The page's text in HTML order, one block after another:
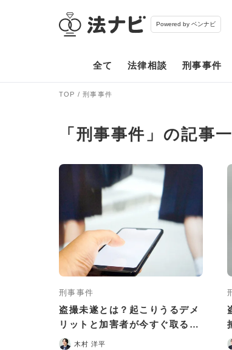
Powered by ベンナビ
全て 法律相談 刑事事件
TOP 刑事事件
「刑事事件」の記事
刑事事件
盗撮未遂とは？起こりうるデメ
リットと加害者が今すぐ取るべ
き対応について解説
木村 洋平